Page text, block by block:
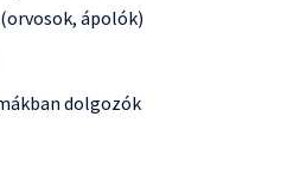
ápolók)
dolgozók